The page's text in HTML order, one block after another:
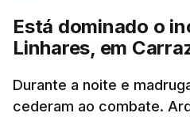
ESTE CONTEÚDO
Está dominado o
Linhares, em
Durante a noite e
cederam ao combate.